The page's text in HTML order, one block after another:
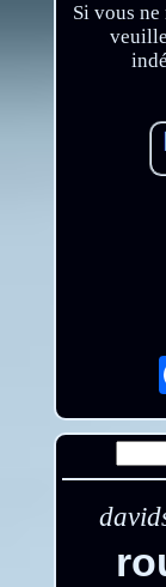
Si vous ne